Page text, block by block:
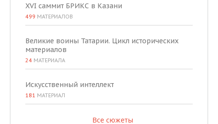
XVI саммит БРИКС в Казани
499 МАТЕРИАЛОВ
Великие воины Татарии. Цикл исторических
материалов
24 МАТЕРИАЛА
Искусственный интеллект
181 МАТЕРИАЛ
Все сюжеты